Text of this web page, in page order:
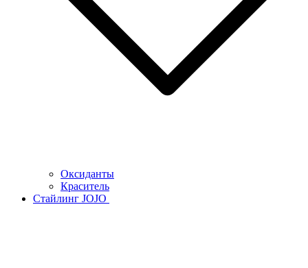
Оксиданты
Краситель
Стайлинг JOJO